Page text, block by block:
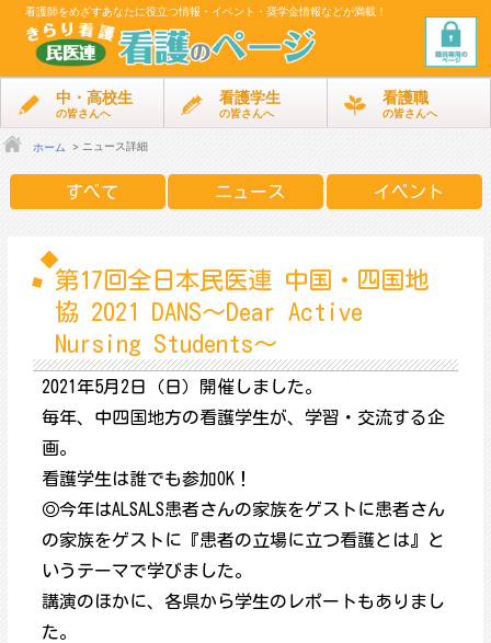
看護師をめざすあなたに役立つ情報・イベント・奨学金情報などが満載！
中・高校生
の皆さんへ
看護学生
の皆さんへ
看護職
の皆さんへ
ホーム ニュース詳細
すべて ニュース イベント
第17回全日本民医連 中国・四国地
協 2021 DANS～Dear Active
Nursing Students～
2021年5月2日（日）開催しました。
毎年、中四国地方の看護学生が、学習・交流する企
画。
看護学生は誰でも参加OK！
◎今年はALSALS患者さんの家族をゲストに患者さん
の家族をゲストに『患者の立場に立つ看護とは』と
いうテーマで学びました。
講演のほかに、各県から学生のレポートもありまし
た。